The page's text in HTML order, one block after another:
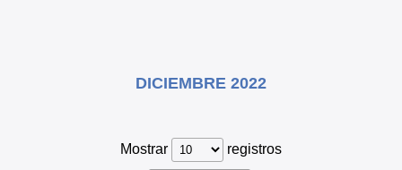
DICIEMBRE 2022
Mostrar registros